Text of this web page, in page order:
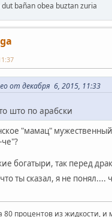
bañan obea buztan zuria
от декабря 6, 2015, 11:33
што по арабски
"мамац"
че"?
богатыри, так перед
ты сказал, я не понял....
80 процентов из жидкости, и